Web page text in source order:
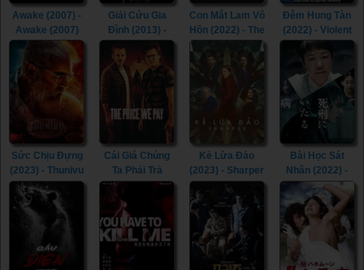
Awake (2007) -
Awake (2007)
Giải Cứu Gia
Đình (2013) -
The Contractor
(2013)
Con Mắt Lam Vô
Hồn (2022) - The
(2022)
Đêm Hung Tàn
(2022) - Violent
Night (2022)
Sức Chịu Đựng
(2023) - Thunivu
(2023)
Cái Giá Chúng
Ta Phải Trả
(2023) - The
Price We Pay
(2023)
Kẻ Lừa Đảo
(2023) - Sharper
Bài Học Sát
Nhân (2022) -
Lesson in
Murder (2022)